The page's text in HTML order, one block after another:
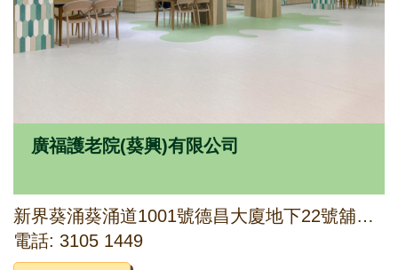
廣福護老院(葵興)有限公司
新界葵涌葵涌道1001號德昌大廈地下22號舖及1字樓1號、2號及4號舖
電話: 3105 1449